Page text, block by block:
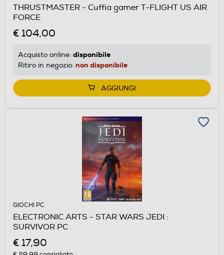
THRUSTMASTER - Cuffia gamer T-FLIGHT US AIR
FORCE
€ 104,00
Acquisto online: disponibile
Ritiro in negozio: non disponibile
AGGIUNGI
GIOCHI PC
ELECTRONIC ARTS - STAR WARS JEDI :
SURVIVOR PC
€ 17,90